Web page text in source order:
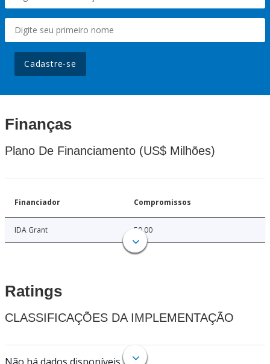
Cadastre-se
Finanças
Plano De Financiamento (US$ Milhões)
Financiador Compromissos
IDA Grant 50.00
Ratings
CLASSIFICAÇÕES DA IMPLEMENTAÇÃO